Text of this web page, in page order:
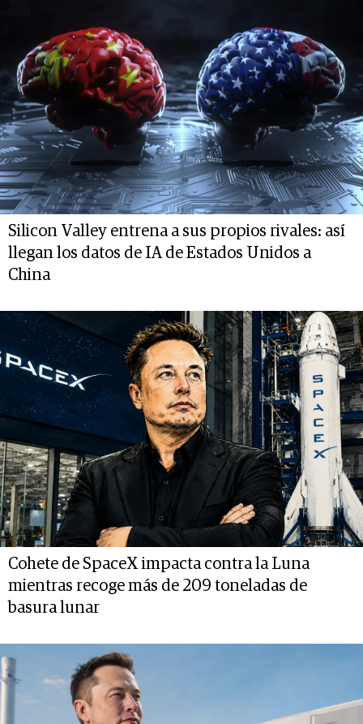
Silicon Valley entrena a sus propios rivales: así
llegan los datos de IA de Estados Unidos a
China
Cohete de SpaceX impacta contra la Luna
mientras recoge más de 209 toneladas de
basura lunar